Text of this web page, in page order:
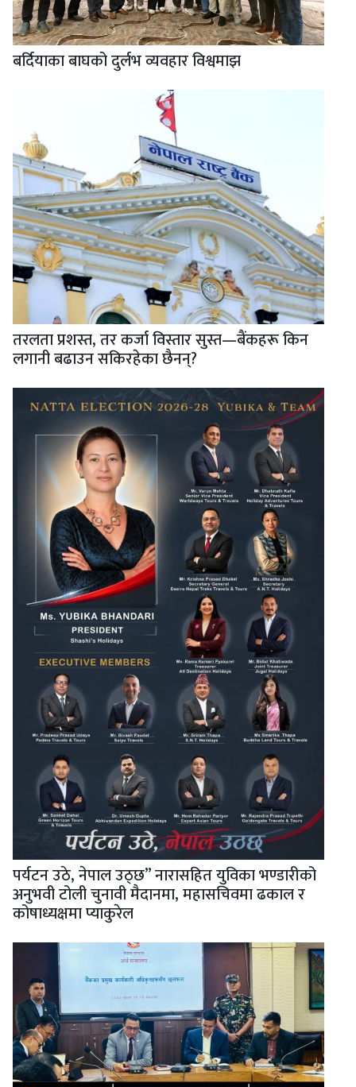
बर्दियाका बाघको दुर्लभ व्यवहार विश्वमाझ
तरलता प्रशस्त, तर कर्जा विस्तार सुस्त—बैंकहरू किन
लगानी बढाउन सकिरहेका छैनन्?
पर्यटन उठे, नेपाल उठ्छ” नारासहित युविका भण्डारीको
अनुभवी टोली चुनावी मैदानमा, महासचिवमा ढकाल र
कोषाध्यक्षमा प्याकुरेल